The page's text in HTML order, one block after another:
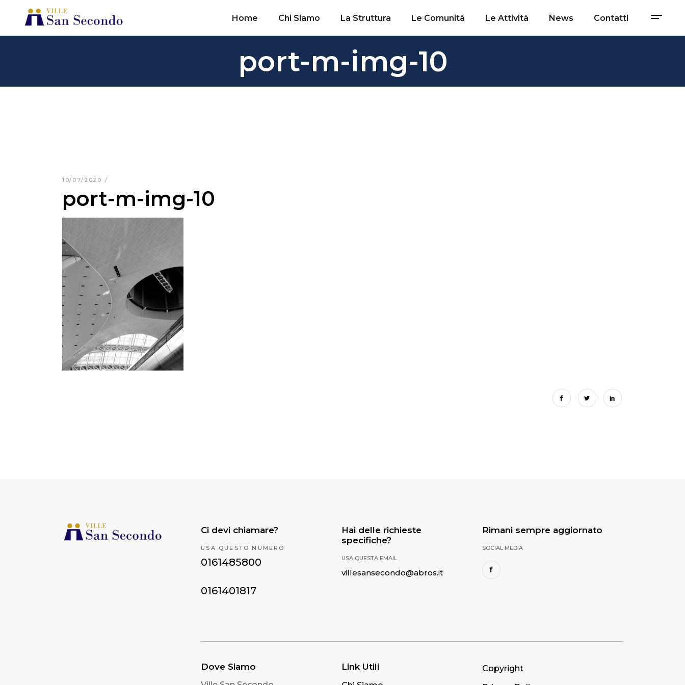
Home Chi Siamo La Struttura Le Comunità Le Attività News Contatti
port-m-img-10
10/07/2020
port-m-img-10
Ci devi chiamare?
USA QUESTO NUMERO
0161485800
0161401817
Hai delle richieste
specifiche?
USA QUESTA EMAIL
villesansecondo@abros.it
Rimani sempre aggiornato
SOCIAL MEDIA
Dove Siamo Link Utili
Copyright